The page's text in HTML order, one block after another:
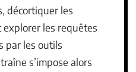
décortiquer les
les requêtes
par les outils
s’impose alors